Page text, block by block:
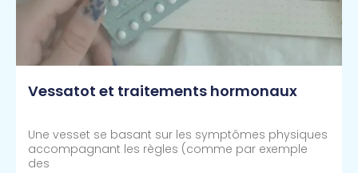
Vessatot et traitements hormonaux
Une vesset se basant sur les symptômes physiques
accompagnant les règles (comme par exemple
des